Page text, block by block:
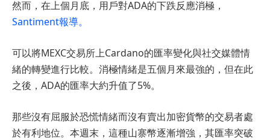
然而，在上個月底，用戶對ADA的下跌反應消極，
Santiment報導。
可以將MEXC交易所上Cardano的匯率變化與社交媒體情
緒的轉變進行比較。消極情緒是五個月來最強的，但在此
之後，ADA的匯率大約升值了5%。
那些沒有屈服於恐慌情緒而沒有賣出加密貨幣的交易者處
於有利地位。本週末，這種山寨幣逐漸增強，其匯率突破